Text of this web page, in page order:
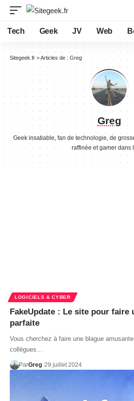
Tech Geek JV Web
Sitegeek.fr >Articles de : Greg
Greg
Geek insatiable, fan de technologie, de
raffinée et gamer dans
LOGICIELS & CYBER
FakeUpdate : Le site pour faire
parfaite
Vous cherchez à faire une blague
collègues…
ParGreg 29 juillet 2024